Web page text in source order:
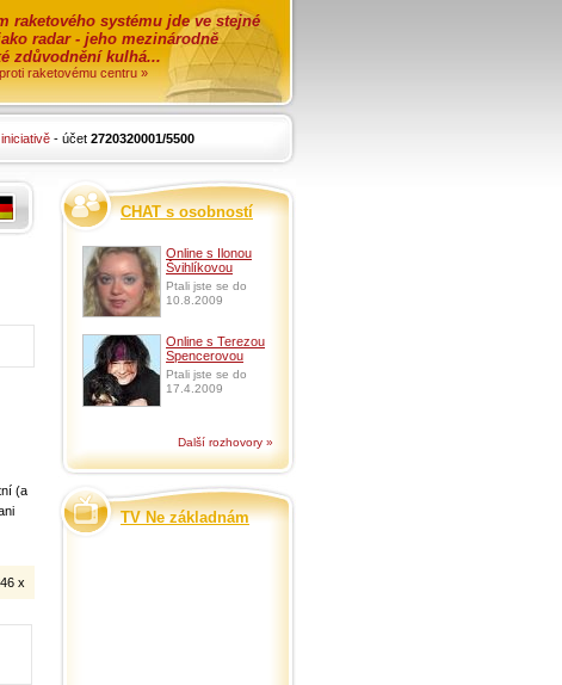
raketového systému jde ve stejné
radar - jeho mezinárodně
zdůvodnění kulhá...
raketovému centru »
- účet 2720320001/5500
(a
x
CHAT s osobností
Online s Ilonou
Švihlíkovou
Ptali jste se do
10.8.2009
Online s Terezou
Spencerovou
Ptali jste se do
17.4.2009
Další rozhovory »
TV Ne základnám